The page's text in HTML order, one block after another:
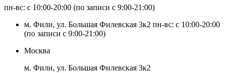
пн-вс: с 10:00-20:00 (по записи с 9:00-21:00)
м. Фили, ул. Большая Филевская 3к2 пн-вс: с 10:00-20:00
(по записи с 9:00-21:00)
Москва
м. Фили, ул. Большая Филевская 3к2